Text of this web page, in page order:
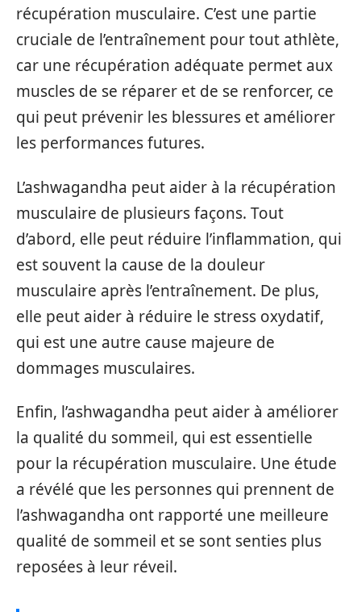
récupération musculaire. C’est une partie
cruciale de l’entraînement pour tout athlète,
car une récupération adéquate permet aux
muscles de se réparer et de se renforcer, ce
qui peut prévenir les blessures et améliorer
les performances futures.
L’ashwagandha peut aider à la récupération
musculaire de plusieurs façons. Tout
d’abord, elle peut réduire l’inflammation, qui
est souvent la cause de la douleur
musculaire après l’entraînement. De plus,
elle peut aider à réduire le stress oxydatif,
qui est une autre cause majeure de
dommages musculaires.
Enfin, l’ashwagandha peut aider à améliorer
la qualité du sommeil, qui est essentielle
pour la récupération musculaire. Une étude
a révélé que les personnes qui prennent de
l’ashwagandha ont rapporté une meilleure
qualité de sommeil et se sont senties plus
reposées à leur réveil.